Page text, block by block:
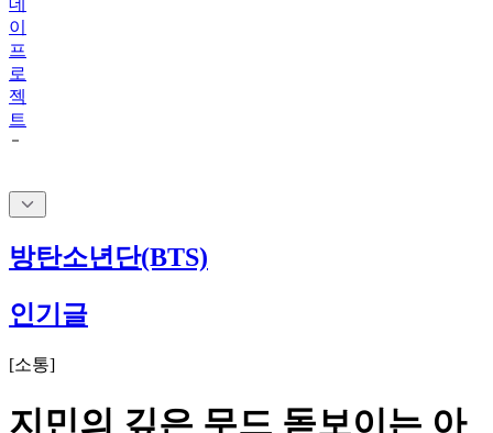
프
로
젝
트
방탄소년단(BTS)
인기글
[소통]
지민의 깊은 무드 돋보이는 아